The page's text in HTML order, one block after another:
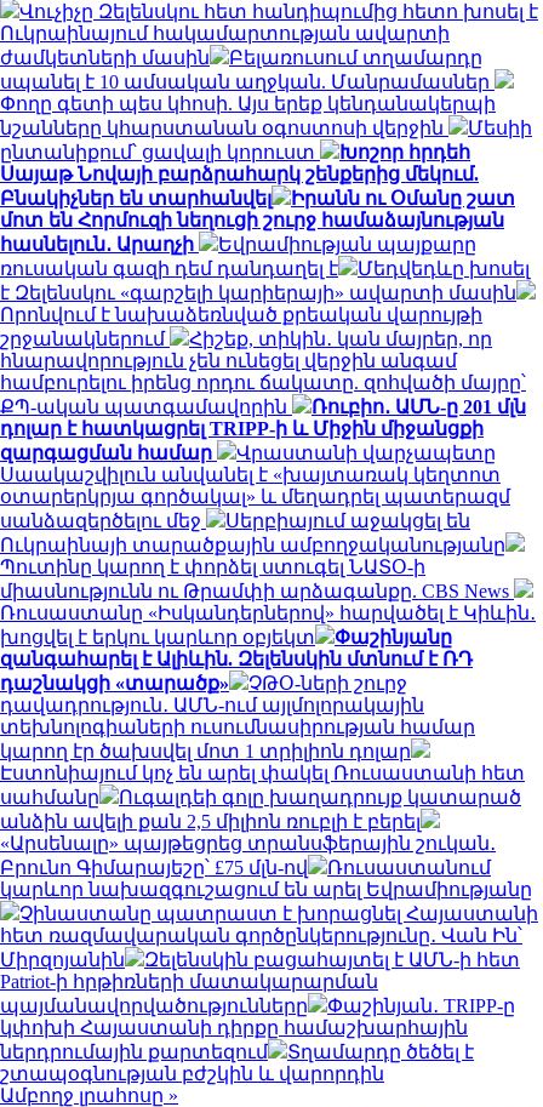
Վուչիչը Զելենսկու հետ հանդիպումից հետո խոսել է
Ուկրաինայում հակամարտության ավարտի
ժամկետների մասին
Բելառուսում տղամարդը
սպանել է 10 ամսական աղջկան. Մանրամասներ
Փողը գետի պես կհոսի. Այս երեք կենդանակերպի
նշանները կհարստանան օգոստոսի վերջին
Մեսիի
ընտանիքում՝ ցավալի կորուստ
Խոշոր հրդեհ
Սայաթ Նովայի բարձրահարկ շենքերից մեկում.
Բնակիչներ են տարհանվել
Իրանն ու Օմանը շատ
մոտ են Հորմուզի նեղուցի շուրջ համաձայնության
հասնելուն․ Արաղչի
Եվրամիության պայքարը
ռուսական գազի դեմ դանդաղել է
Մեդվեդևը խոսել
է Զելենսկու «գարշելի կարիերայի» ավարտի մասին
Որոնվում է նախաձեռնված քրեական վարույթի
շրջանակներում
Հիշեք, տիկին․ կան մայրեր, որ
հնարավորություն չեն ունեցել վերջին անգամ
համբուրելու իրենց որդու ճակատը. զոհվածի մայրը՝
ՔՊ-ական պատգամավորին
Ռուբիո․ ԱՄՆ-ը 201 մլն
դոլար է հատկացրել TRIPP-ի և Միջին միջանցքի
զարգացման համար
Վրաստանի վարչապետը
Սաակաշվիլուն անվանել է «խայտառակ կեղտոտ
օտարերկրյա գործակալ» և մեղադրել պատերազմ
սանձազերծելու մեջ
Սերբիայում աջակցել են
Ուկրաինայի տարածքային ամբողջականությանը
Պուտինը կարող է փորձել ստուգել ՆԱՏՕ-ի
միասնությունն ու Թրամփի արձագանքը. CBS News
Ռուսաստանը «Իսկանդերներով» հարվածել է Կիևին․
խոցվել է երկու կարևոր օբյեկտ
Փաշինյանը
զանգահարել է Ալիևին. Զելենսկին մտնում է ՌԴ
դաշնակցի «տարածք»
ՉԹՕ-ների շուրջ
դավադրություն․ ԱՄՆ-ում այլմոլորակային
տեխնոլոգիաների ուսումնասիրության համար
կարող էր ծախսվել մոտ 1 տրիլիոն դոլար
Էստոնիայում կոչ են արել փակել Ռուսաստանի հետ
սահմանը
Ուգալդեի գոլը խաղադրույք կատարած
անձին ավելի քան 2,5 միլիոն ռուբլի է բերել
«Արսենալը» պայթեցրեց տրանսֆերային շուկան․
Բրունո Գիմարայեշը՝ £75 մլն-ով
Ռուսաստանում
կարևոր նախազգուշացում են արել Եվրամիությանը
Չինաստանը պատրաստ է խորացնել Հայաստանի
հետ ռազմավարական գործընկերությունը․ Վան Ին՝
Միրզոյանին
Զելենսկին բացահայտել է ԱՄՆ-ի հետ
Patriot-ի հրթիռների մատակարարման
պայմանավորվածությունները
Փաշինյան․ TRIPP-ը
կփոխի Հայաստանի դիրքը համաշխարհային
ներդրումային քարտեզում
Տղամարդը ծեծել է
շտապօգնության բժշկին և վարորդին
Ամբողջ լրահոսը »